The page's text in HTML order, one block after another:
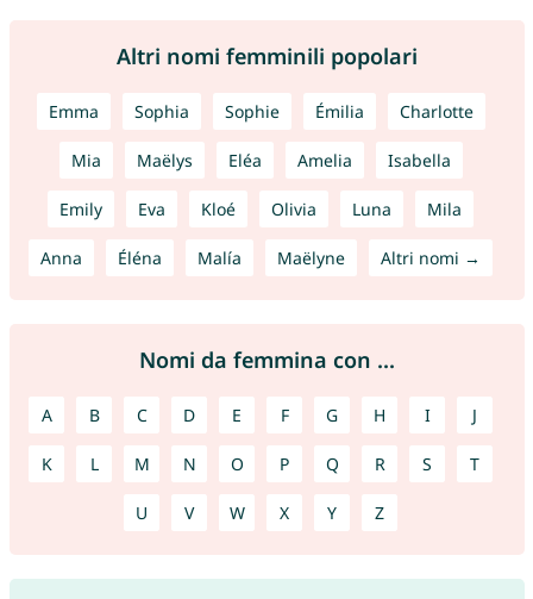
Altri nomi femminili popolari
Emma Sophia Sophie Émilia Charlotte
Mia Maëlys Eléa Amelia Isabella
Emily Eva Kloé Olivia Luna Mila
Anna Éléna Malía Maëlyne Altri nomi →
Nomi da femmina con ...
A B C D E F G H I J
K L M N O P Q R S T
U V W X Y Z